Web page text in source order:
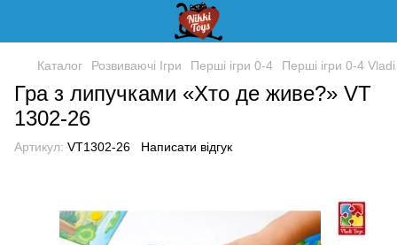
Каталог Розвиваючі Ігри Перші ігри 0-4 Перші ігри 0-4
Гра з липучками «Хто де живе?» VT
1302-26
Артикул: VT1302-26 Написати відгук